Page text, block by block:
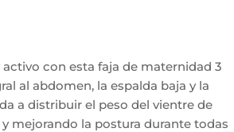
con esta faja de maternidad 3
al abdomen, la espalda baja y la
a distribuir el peso del vientre de
mejorando la postura durante todas